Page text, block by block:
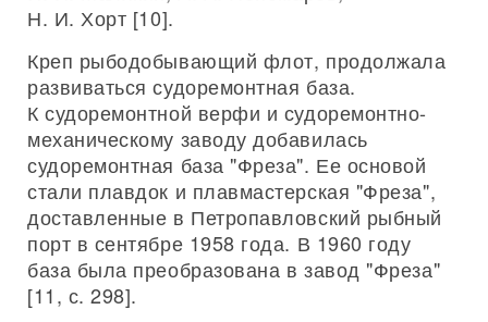
Н. И. Хорт [10].
Креп рыбодобывающий флот, продолжала
развиваться судоремонтная база.
К судоремонтной верфи и судоремонтно-
механическому заводу добавилась
судоремонтная база "Фреза". Ее основой
стали плавдок и плавмастерская "Фреза",
доставленные в Петропавловский рыбный
порт в сентябре 1958 года. В 1960 году
база была преобразована в завод "Фреза"
[11, с. 298].